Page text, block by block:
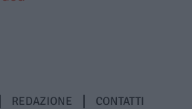
REDAZIONE CONTATTI